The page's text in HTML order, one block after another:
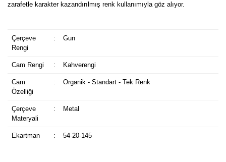
zarafetle karakter kazandırılmış renk kullanımıyla göz alıyor.
Çerçeve
Rengi
: Gun
Cam Rengi : Kahverengi
Cam
Özelliği
: Organik - Standart - Tek Renk
Çerçeve
Materyali
: Metal
Ekartman : 54-20-145